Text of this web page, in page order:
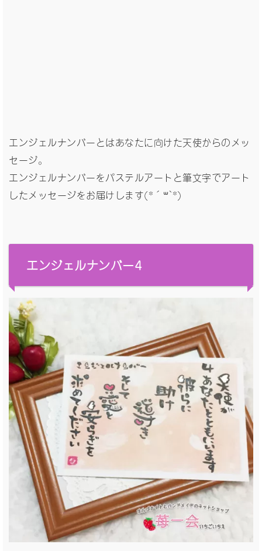
エンジェルナンバーとはあなたに向けた天使からのメッ
セージ。
エンジェルナンバーをパステルアートと筆文字でアート
したメッセージをお届けします(*´꒳`*)
エンジェルナンバー4